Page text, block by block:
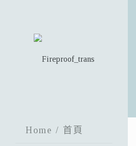
Home / 首頁